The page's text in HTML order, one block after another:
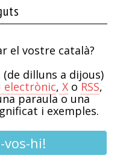
el vostre català?
dilluns a dijous)
electrònic, X o RSS,
paraula o una
i exemples.
vos-hi!